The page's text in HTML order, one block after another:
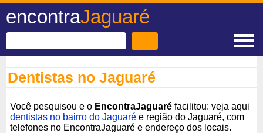
encontraJaguaré
Dentistas no Jaguaré
Você pesquisou e o EncontraJaguaré facilitou: veja aqui
dentistas no bairro do Jaguaré e região do Jaguaré, com
telefones no EncontraJaguaré e endereço dos locais.